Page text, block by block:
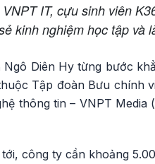
IT, cựu sinh viên
kinh nghiệm học tập và
Diên Hy từng bước
Tập đoàn Bưu chính
thông tin – VNPT Media
công ty cần khoảng